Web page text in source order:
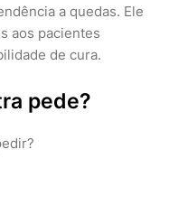
a quedas. Ele
aos pacientes
de cura.
pede?